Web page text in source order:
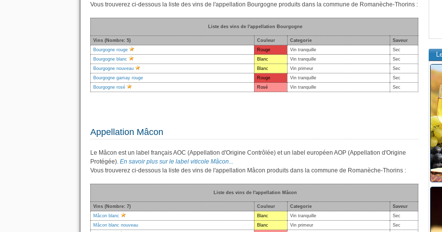
Vous trouverez ci-dessous la liste des vins de l'appellation Bourgogne produits dans la commune de Romanèche-Thorins :
Liste des vins de l'appellation Bourgogne
Vins (Nombre: 5) Couleur Categorie
Saveur
Bourgogne rouge
Rouge Vin tranquille
Sec
Bourgogne blanc
Blanc Vin tranquille
Sec
Bourgogne nouveau
Blanc Vin primeur
Sec
Bourgogne gamay rouge
Rouge Vin tranquille
Sec
Bourgogne rosé
Rosé Vin tranquille Sec
Appellation Mâcon
Le Mâcon est un label français AOC (Appellation d'Origine Contrôlée) et un label européen AOP (Appellation d'Origine
Protégée). En savoir plus sur le label viticole Mâcon...
Vous trouverez ci-dessous la liste des vins de l'appellation Mâcon produits dans la commune de Romanèche-Thorins :
Liste des vins de l'appellation Mâcon
Vins (Nombre: 7) Couleur Categorie
Saveur
Mâcon blanc
Blanc Vin tranquille
Sec
Mâcon blanc nouveau
Blanc Vin primeur Sec